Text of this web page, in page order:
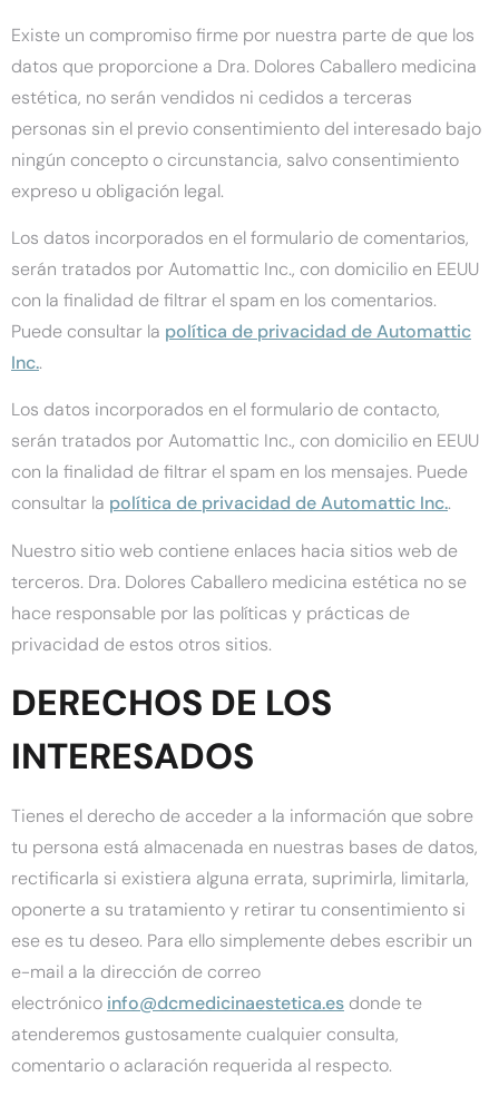
Existe un compromiso firme por nuestra parte de que los
datos que proporcione a Dra. Dolores Caballero medicina
estética, no serán vendidos ni cedidos a terceras
personas sin el previo consentimiento del interesado bajo
ningún concepto o circunstancia, salvo consentimiento
expreso u obligación legal.
Los datos incorporados en el formulario de comentarios,
serán tratados por Automattic Inc., con domicilio en EEUU
con la finalidad de filtrar el spam en los comentarios.
Puede consultar la política de privacidad de Automattic
Inc..
Los datos incorporados en el formulario de contacto,
serán tratados por Automattic Inc., con domicilio en EEUU
con la finalidad de filtrar el spam en los mensajes. Puede
consultar la política de privacidad de Automattic Inc..
Nuestro sitio web contiene enlaces hacia sitios web de
terceros. Dra. Dolores Caballero medicina estética no se
hace responsable por las políticas y prácticas de
privacidad de estos otros sitios.
DERECHOS DE LOS
INTERESADOS
Tienes el derecho de acceder a la información que sobre
tu persona está almacenada en nuestras bases de datos,
rectificarla si existiera alguna errata, suprimirla, limitarla,
oponerte a su tratamiento y retirar tu consentimiento si
ese es tu deseo. Para ello simplemente debes escribir un
e-mail a la dirección de correo
electrónico info@dcmedicinaestetica.es donde te
atenderemos gustosamente cualquier consulta,
comentario o aclaración requerida al respecto.